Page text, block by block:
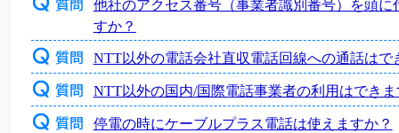
他社のアクセス番号（事業者識別番号）を頭
すか？
NTT以外の電話会社直収電話回線への通話はで
NTT以外の国内/国際電話事業者の利用はでき
停電の時にケーブルプラス電話は使えますか？